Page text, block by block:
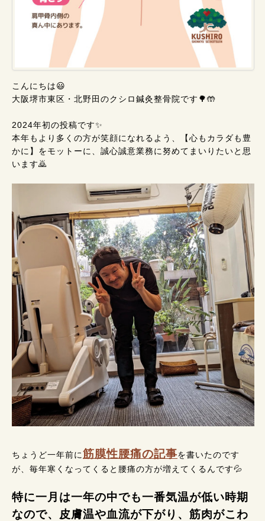
こんにちは😃
大阪堺市東区・北野田のクシロ鍼灸整骨院です🌳🤲
2024年初の投稿です✨
本年もより多くの方が笑顔になれるよう、【心もカラダも豊
かに】をモットーに、誠心誠意業務に努めてまいりたいと思
います🙇
ちょうど一年前に筋膜性腰痛の記事を書いたのです
が、毎年寒くなってくると腰痛の方が増えてくるんです💦
特に一月は一年の中でも一番気温が低い時期
なので、皮膚温や血流が下がり、筋肉がこわ